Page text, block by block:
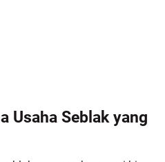
Usaha Seblak yang